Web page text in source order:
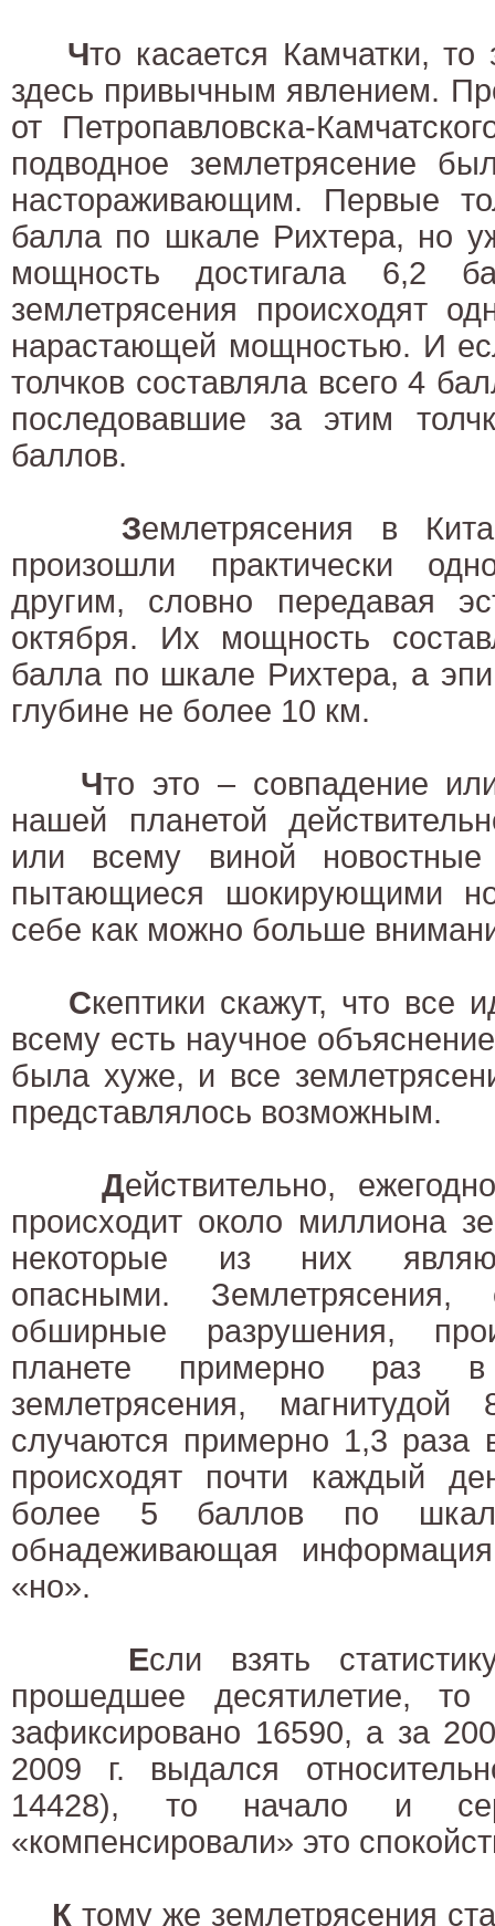
Что касается Камчатки, то
здесь привычным явлением.
от Петропавловска-
подводное землетрясение
настораживающим. Первые
балла по шкале Рихтера, но
мощность достигала 6,2
землетрясения происходят
нарастающей мощностью. И
толчков составляла всего 4
последовавшие за этим
баллов.
Землетрясения в
произошли практически
другим, словно передавая
октября. Их мощность
балла по шкале Рихтера, а
глубине не более 10 км.
Что это – совпадение
нашей планетой
или всему виной
пытающиеся шокирующими
себе как можно больше
Скептики скажут, что все
всему есть научное
была хуже, и все
представлялось возможным.
Действительно,
происходит около миллиона
некоторые из них
опасными. Землетрясения,
обширные разрушения,
планете примерно
землетрясения,
случаются примерно 1,3 раза
происходят почти каждый
более 5 баллов по
обнадеживающая
«но».
Если взять
прошедшее десятилетие,
зафиксировано 16590, а за
2009 г. выдался
14428), то начало и
«компенсировали» это
К тому же землетрясения